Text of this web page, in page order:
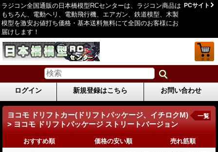
ラジコン全国通販の日本橋模型RCセンターは、ラジコン商品は
もちろん、電動ヘリ、電動飛行機、エアガン、鉄道模型、木製
模型を激安お値打ち価格・基本送料無料にて全国のお客様にお
届けします！
PCサイト
ログイン 新規登録はこちら お問い合わせ
ヨコモ ドリフトカー(ドリフトパッケージ、イチロクM)
> ヨコモ ドリフトパッケージ ストリートバージョン
一覧
おすすめ順 価格の安い順 売れ筋順